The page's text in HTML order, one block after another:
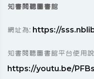
知書閱聽圖書館
網址為: https://
知書閱聽圖書館平台使用
https://youtu.be/